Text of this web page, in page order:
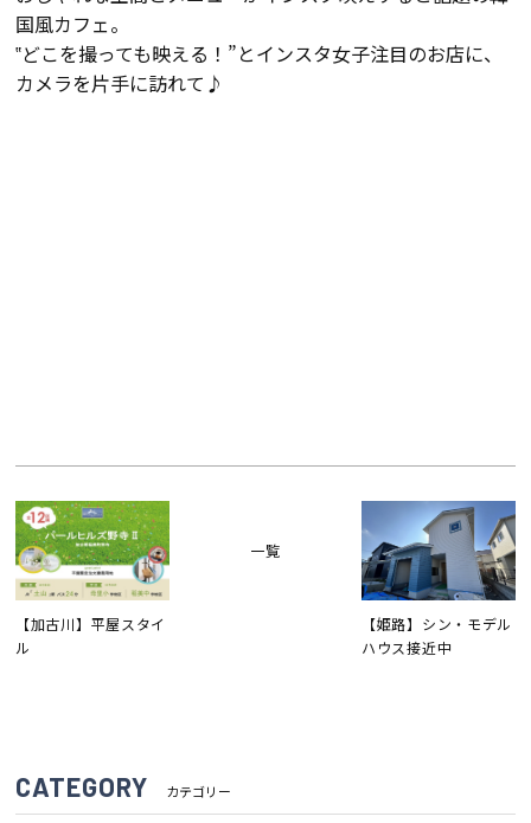
国風カフェ。
‟どこを撮っても映える！”とインスタ女子注目のお店に、
カメラを片手に訪れて♪
【加古川】平屋スタイ
ル
一覧
【姫路】シン・モデル
ハウス接近中
CATEGORY カテゴリー